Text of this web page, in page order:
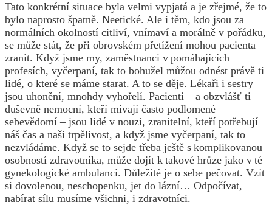
Tato konkrétní situace byla velmi vypjatá a je zřejmé, že to
bylo naprosto špatně. Neetické. Ale i těm, kdo jsou za
normálních okolností citliví, vnímaví a morálně v pořádku,
se může stát, že při obrovském přetížení mohou pacienta
zranit. Když jsme my, zaměstnanci v pomáhajících
profesích, vyčerpaní, tak to bohužel můžou odnést právě ti
lidé, o které se máme starat. A to se děje. Lékaři i sestry
jsou uhonění, mnohdy vyhořelí. Pacienti – a obzvlášť ti
duševně nemocní, kteří mívají často podlomené
sebevědomí – jsou lidé v nouzi, zranitelní, kteří potřebují
náš čas a naši trpělivost, a když jsme vyčerpaní, tak to
nezvládáme. Když se to sejde třeba ještě s komplikovanou
osobností zdravotníka, může dojít k takové hrůze jako v té
gynekologické ambulanci. Důležité je o sebe pečovat. Vzít
si dovolenou, neschopenku, jet do lázní… Odpočívat,
nabírat sílu musíme všichni, i zdravotníci.